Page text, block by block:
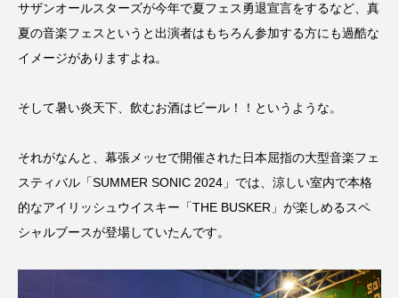
サザンオールスターズが今年で夏フェス勇退宣言をするなど、真
夏の音楽フェスというと出演者はもちろん参加する方にも過酷な
イメージがありますよね。
そして暑い炎天下、飲むお酒はビール！！というような。
それがなんと、幕張メッセで開催された日本屈指の大型音楽フェ
スティバル「SUMMER SONIC 2024」では、涼しい室内で本格
的なアイリッシュウイスキー「THE BUSKER」が楽しめるスペ
シャルブースが登場していたんです。